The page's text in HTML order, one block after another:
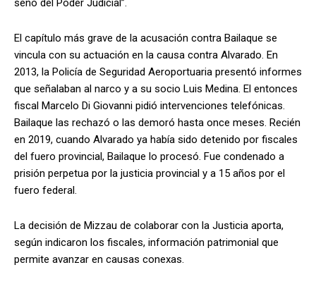
seno del Poder Judicial”.
El capítulo más grave de la acusación contra Bailaque se
vincula con su actuación en la causa contra Alvarado. En
2013, la Policía de Seguridad Aeroportuaria presentó informes
que señalaban al narco y a su socio Luis Medina. El entonces
fiscal Marcelo Di Giovanni pidió intervenciones telefónicas.
Bailaque las rechazó o las demoró hasta once meses. Recién
en 2019, cuando Alvarado ya había sido detenido por fiscales
del fuero provincial, Bailaque lo procesó. Fue condenado a
prisión perpetua por la justicia provincial y a 15 años por el
fuero federal.
La decisión de Mizzau de colaborar con la Justicia aporta,
según indicaron los fiscales, información patrimonial que
permite avanzar en causas conexas.